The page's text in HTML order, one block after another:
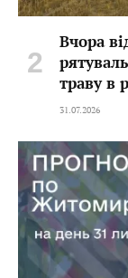
Вчора
траву в
31.07.2026